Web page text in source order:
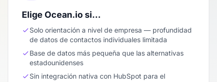
Elige Ocean.io si…
Solo orientación a nivel de empresa — profundidad
de datos de contactos individuales limitada
Base de datos más pequeña que las alternativas
estadounidenses
Sin integración nativa con HubSpot para el